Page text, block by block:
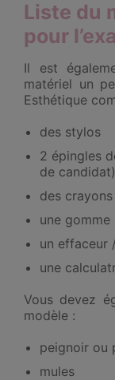
Liste du
pour
Il est
matériel un
Esthétique
des stylos
2 épingles
de candidat)
des
une gomme
un effaceur
une
Vous devez
modèle :
peignoir ou
mules